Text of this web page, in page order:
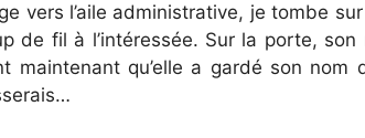
vers l’aile administrative, je tombe sur
de fil à l’intéressée. Sur la porte, son
maintenant qu’elle a gardé son nom